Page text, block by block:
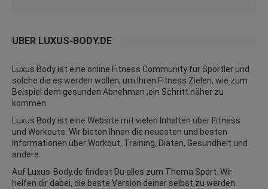
ÜBER LUXUS-BODY.DE
Luxus Body ist eine online Fitness Community für Sportler und
solche die es werden wollen, um Ihren Fitness Zielen, wie zum
Beispiel dem gesunden Abnehmen ,ein Schritt näher zu
kommen.
Luxus Body ist eine Website mit vielen Inhalten über Fitness
und Workouts. Wir bieten Ihnen die neuesten und besten
Informationen über Workout, Training, Diäten, Gesundheit und
andere.
Auf Luxus-Body.de findest Du alles zum Thema Sport. Wir
helfen dir dabei, die beste Version deiner selbst zu werden.